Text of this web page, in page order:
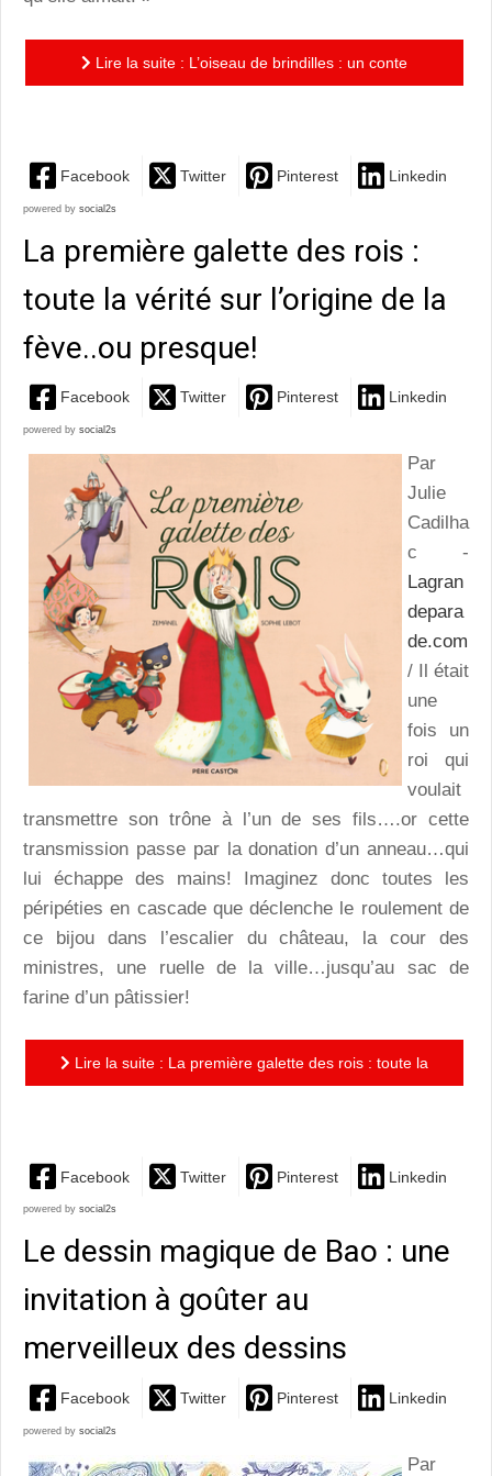
Lire la suite : L’oiseau de brindilles : un conte
Facebook Twitter Pinterest Linkedin
powered by social2s
La première galette des rois :
toute la vérité sur l’origine de la
fève..ou presque!
Facebook Twitter Pinterest Linkedin
powered by social2s
Par
Julie
Cadilha
c -
Lagran
depara
de.com
/ Il était
une
fois un
roi qui
voulait
transmettre son trône à l’un de ses fils….or cette
transmission passe par la donation d’un anneau…qui
lui échappe des mains! Imaginez donc toutes les
péripéties en cascade que déclenche le roulement de
ce bijou dans l’escalier du château, la cour des
ministres, une ruelle de la ville…jusqu’au sac de
farine d’un pâtissier!
Lire la suite : La première galette des rois : toute la
Facebook Twitter Pinterest Linkedin
powered by social2s
Le dessin magique de Bao : une
invitation à goûter au
merveilleux des dessins
Facebook Twitter Pinterest Linkedin
powered by social2s
Par